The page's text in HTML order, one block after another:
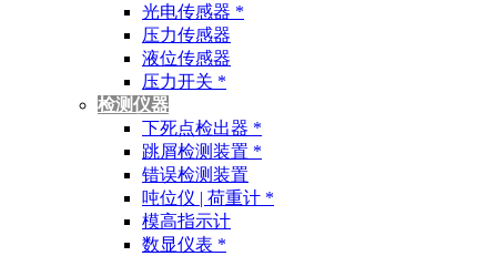
光电传感器 *
压力传感器
液位传感器
压力开关 *
检测仪器
下死点检出器 *
跳屑检测装置 *
错误检测装置
吨位仪 | 荷重计 *
模高指示计
数显仪表 *